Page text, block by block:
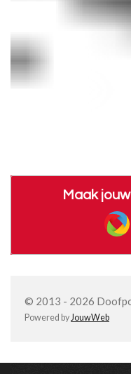
Maak
© 2013 - 2026
Powered byJouwWeb